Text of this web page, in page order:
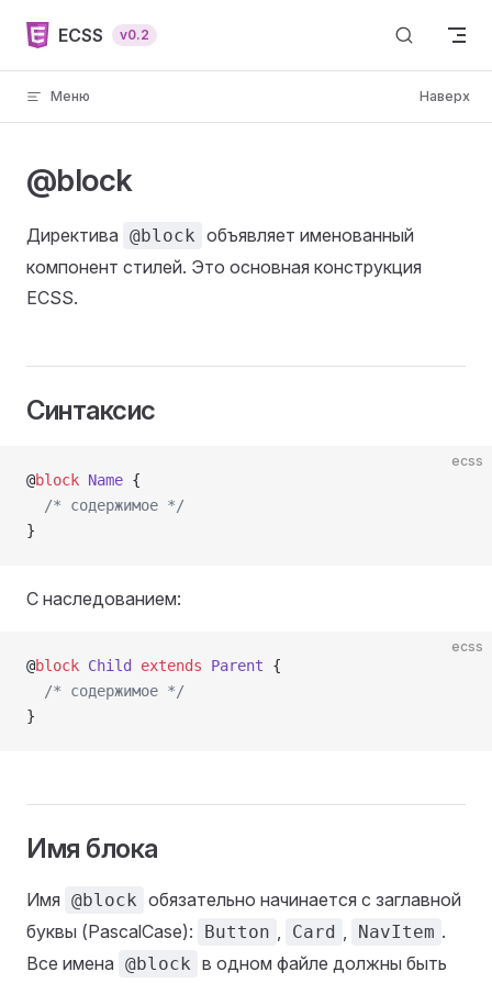
Skip to content
ECSS v0.2
Меню Наверх
@block
Директива @block объявляет именованный
компонент стилей. Это основная конструкция
ECSS.
Синтаксис
ecss
@block Name {
  /* содержимое */
}
С наследованием:
ecss
@block Child extends Parent {
  /* содержимое */
}
Имя блока
Имя @block обязательно начинается с заглавной
буквы (PascalCase):
Button , Card , NavItem .
Все имена @block в одном файле должны быть